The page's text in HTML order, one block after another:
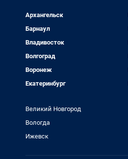
Архангельск
Барнаул
Владивосток
Волгоград
Воронеж
Екатеринбург
Великий Новгород
Вологда
Ижевск